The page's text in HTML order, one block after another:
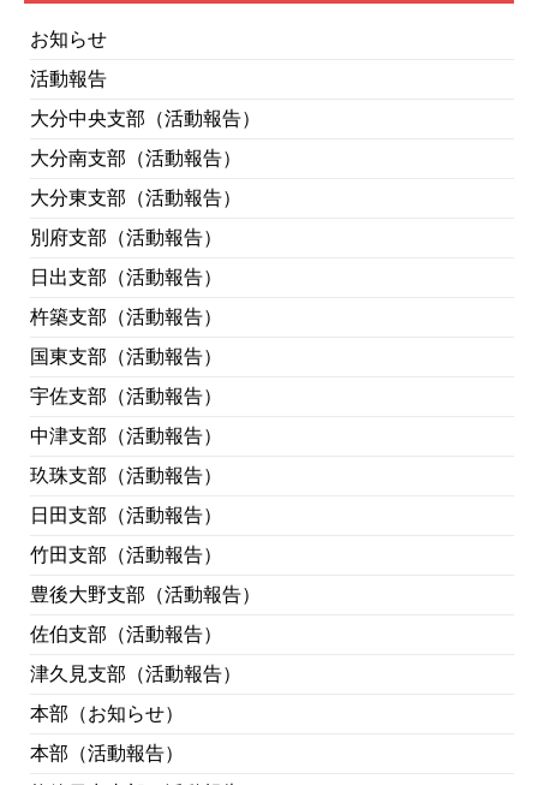
お知らせ
活動報告
大分中央支部（活動報告）
大分南支部（活動報告）
大分東支部（活動報告）
別府支部（活動報告）
日出支部（活動報告）
杵築支部（活動報告）
国東支部（活動報告）
宇佐支部（活動報告）
中津支部（活動報告）
玖珠支部（活動報告）
日田支部（活動報告）
竹田支部（活動報告）
豊後大野支部（活動報告）
佐伯支部（活動報告）
津久見支部（活動報告）
本部（お知らせ）
本部（活動報告）